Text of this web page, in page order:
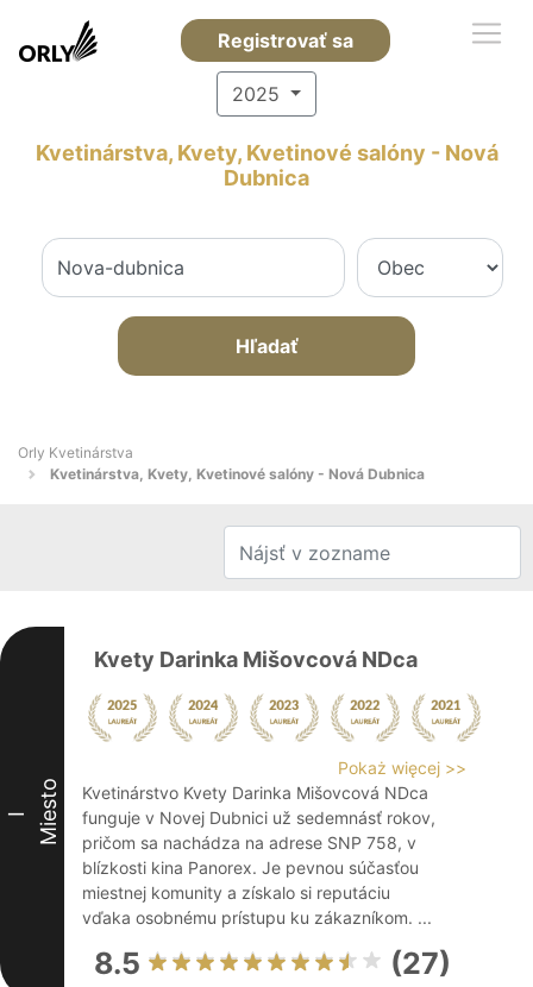
Registrovať sa
2025
Kvetinárstva, Kvety, Kvetinové salóny - Nová
Dubnica
Hľadať
Orly Kvetinárstva
Kvetinárstva, Kvety, Kvetinové salóny - Nová Dubnica
I Miesto
Kvety Darinka Mišovcová NDca
Pokaż więcej >>
Kvetinárstvo Kvety Darinka Mišovcová NDca
funguje v Novej Dubnici už sedemnásť rokov,
pričom sa nachádza na adrese SNP 758, v
blízkosti kina Panorex. Je pevnou súčasťou
miestnej komunity a získalo si reputáciu
vďaka osobnému prístupu ku zákazníkom. ...
8.5 (27)